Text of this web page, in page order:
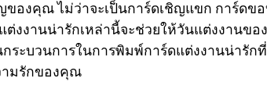
องคุณ ไม่ว่าจะเป็นการ์ดเชิญแขก การ์ดข
งงานน่ารักเหล่านี้จะช่วยให้วันแต่งงานขอ
ระบวนการในการพิมพ์การ์ดแต่งงานน่ารั
ามรักของคุณ